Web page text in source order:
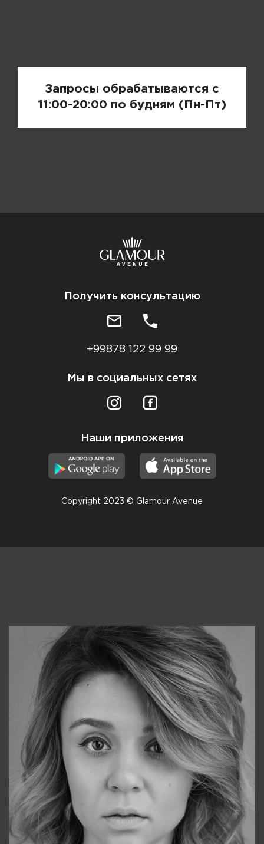
Запросы обрабатываются с
11:00-20:00 по будням (Пн-Пт)
Получить консультацию
+99878 122 99 99
Мы в социальных сетях
Наши приложения
Copyright 2023 © Glamour Avenue